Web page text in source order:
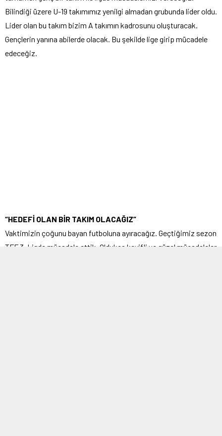
Bilindiği üzere U-19 takımımız yenilgi almadan grubunda lider oldu.
Lider olan bu takım bizim A takımın kadrosunu oluşturacak.
Gençlerin yanına abilerde olacak. Bu şekilde lige girip mücadele
edeceğiz.
“HEDEFİ OLAN BİR TAKIM OLACAĞIZ”
Vaktimizin çoğunu bayan futboluna ayıracağız. Geçtiğimiz sezon
TFF 3. Ligde mücadele ettik. Oldukça keyifli ve güzel mücadeleler